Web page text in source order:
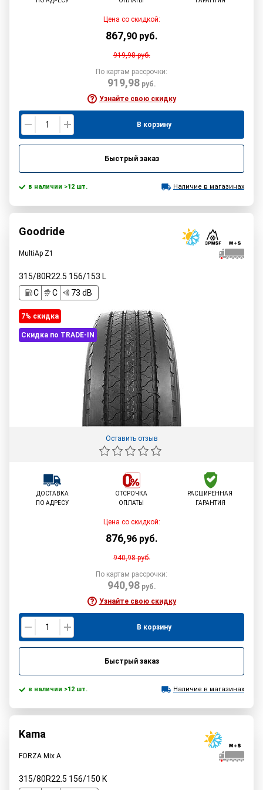
Цена со скидкой:
867,90 руб.
919,98руб.
По картам рассрочки:
919,98руб.
Узнайте свою скидку
В корзину
Быстрый заказ
в наличии >12 шт. Наличие в магазинах
Goodride
MultiAp Z1
315/80R22.5 156/153 L
C
C 73 dB
7% cкидка
Скидка по TRADE-IN
Оставить отзыв
ДОСТАВКА
ПО АДРЕСУ
ОТСРОЧКА
ОПЛАТЫ
РАСШИРЕННАЯ
ГАРАНТИЯ
Цена со скидкой:
876,96 руб.
940,98руб.
По картам рассрочки:
940,98руб.
Узнайте свою скидку
В корзину
Быстрый заказ
в наличии >12 шт. Наличие в магазинах
Kama
FORZA Mix A
315/80R22.5 156/150 K